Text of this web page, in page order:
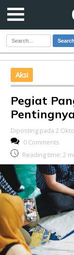
Search
Aksi
Pegiat
Diposting pada 2
0 Comments
Reading time: 2